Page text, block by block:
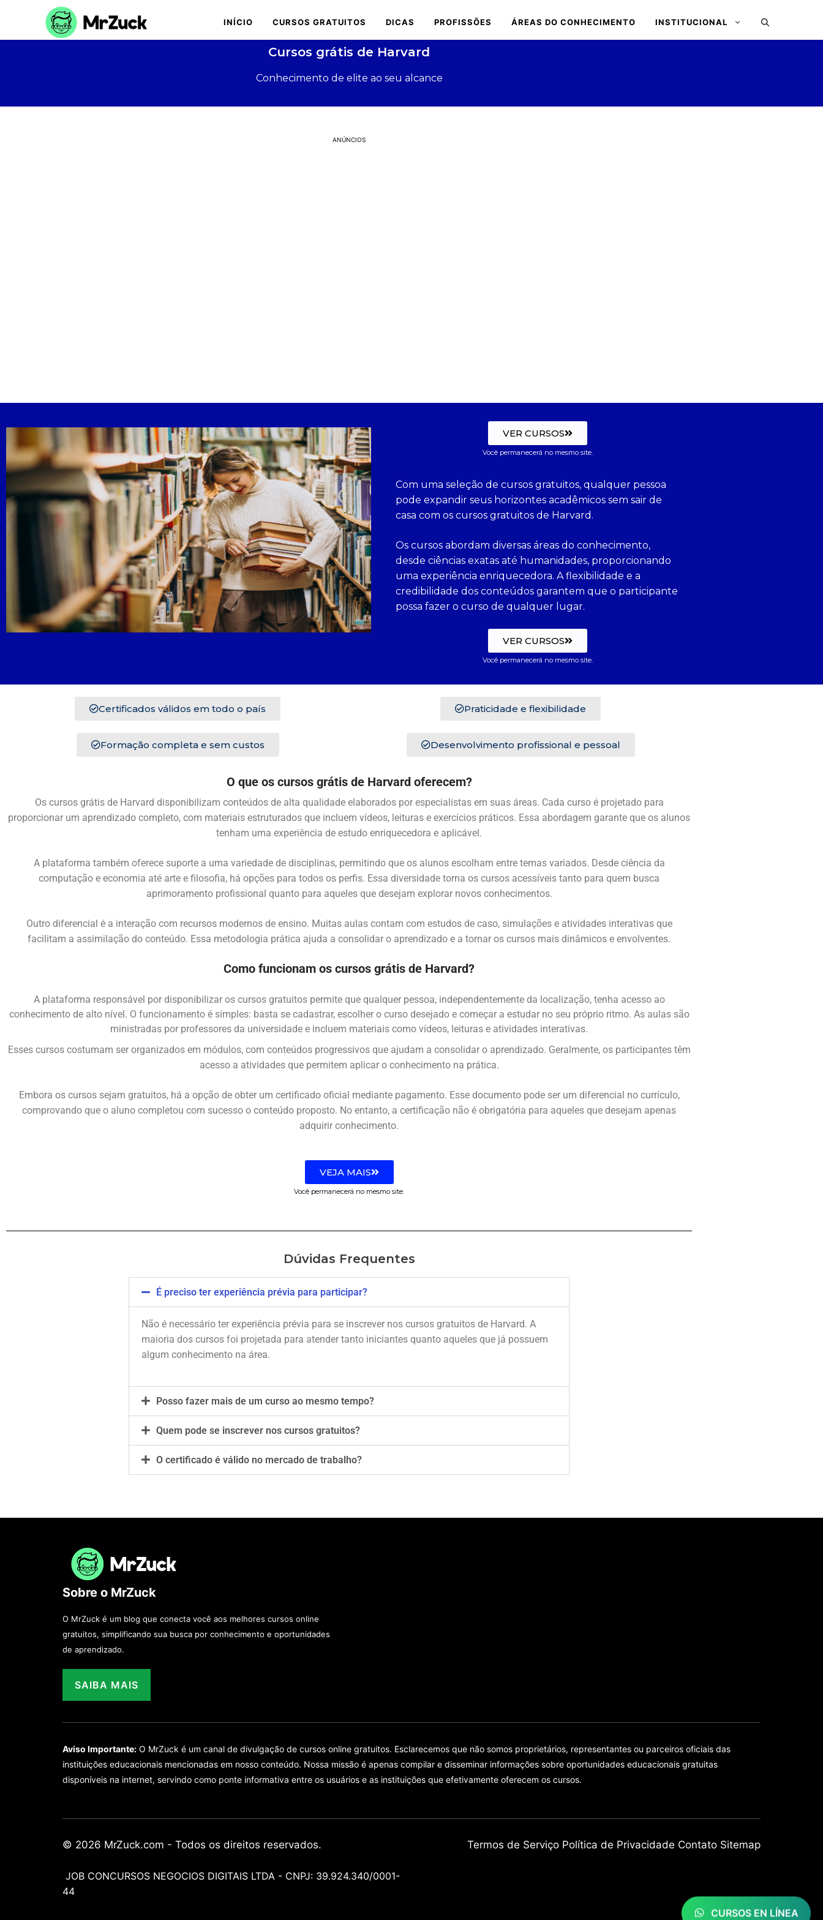
INÍCIO CURSOS GRATUITOS DICAS PROFISSÕES ÁREAS DO CONHECIMENTO INSTITUCIONAL
Cursos grátis de Harvard
Conhecimento de elite ao seu alcance
ANÚNCIOS
VER CURSOS
Você permanecerá no mesmo site.
Com uma seleção de cursos gratuitos, qualquer pessoa
pode expandir seus horizontes acadêmicos sem sair de
casa com os cursos gratuitos de Harvard.
Os cursos abordam diversas áreas do conhecimento,
desde ciências exatas até humanidades, proporcionando
uma experiência enriquecedora. A flexibilidade e a
credibilidade dos conteúdos garantem que o participante
possa fazer o curso de qualquer lugar.
VER CURSOS
Você permanecerá no mesmo site.
Certificados válidos em todo o país Praticidade e flexibilidade
Formação completa e sem custos Desenvolvimento profissional e pessoal
O que os cursos grátis de Harvard oferecem?
Os cursos grátis de Harvard disponibilizam conteúdos de alta qualidade elaborados por especialistas em suas áreas. Cada curso é projetado para
proporcionar um aprendizado completo, com materiais estruturados que incluem vídeos, leituras e exercícios práticos. Essa abordagem garante que os alunos
tenham uma experiência de estudo enriquecedora e aplicável.
A plataforma também oferece suporte a uma variedade de disciplinas, permitindo que os alunos escolham entre temas variados. Desde ciência da
computação e economia até arte e filosofia, há opções para todos os perfis. Essa diversidade torna os cursos acessíveis tanto para quem busca
aprimoramento profissional quanto para aqueles que desejam explorar novos conhecimentos.
Outro diferencial é a interação com recursos modernos de ensino. Muitas aulas contam com estudos de caso, simulações e atividades interativas que
facilitam a assimilação do conteúdo. Essa metodologia prática ajuda a consolidar o aprendizado e a tornar os cursos mais dinâmicos e envolventes.
Como funcionam os cursos grátis de Harvard?
A plataforma responsável por disponibilizar os cursos gratuitos permite que qualquer pessoa, independentemente da localização, tenha acesso ao
conhecimento de alto nível. O funcionamento é simples: basta se cadastrar, escolher o curso desejado e começar a estudar no seu próprio ritmo. As aulas são
ministradas por professores da universidade e incluem materiais como vídeos, leituras e atividades interativas.
Esses cursos costumam ser organizados em módulos, com conteúdos progressivos que ajudam a consolidar o aprendizado. Geralmente, os participantes têm
acesso a atividades que permitem aplicar o conhecimento na prática.
Embora os cursos sejam gratuitos, há a opção de obter um certificado oficial mediante pagamento. Esse documento pode ser um diferencial no currículo,
comprovando que o aluno completou com sucesso o conteúdo proposto. No entanto, a certificação não é obrigatória para aqueles que desejam apenas
adquirir conhecimento.
VEJA MAIS
Você permanecerá no mesmo site.
Dúvidas Frequentes
É preciso ter experiência prévia para participar?
Não é necessário ter experiência prévia para se inscrever nos cursos gratuitos de Harvard. A
maioria dos cursos foi projetada para atender tanto iniciantes quanto aqueles que já possuem
algum conhecimento na área.
Posso fazer mais de um curso ao mesmo tempo?
Quem pode se inscrever nos cursos gratuitos?
O certificado é válido no mercado de trabalho?
Sobre o MrZuck
O MrZuck é um blog que conecta você aos melhores cursos online
gratuitos, simplificando sua busca por conhecimento e oportunidades
de aprendizado.
SAIBA MAIS
Aviso Importante: O MrZuck é um canal de divulgação de cursos online gratuitos. Esclarecemos que não somos proprietários, representantes ou parceiros oficiais das
instituições educacionais mencionadas em nosso conteúdo. Nossa missão é apenas compilar e disseminar informações sobre oportunidades educacionais gratuitas
disponíveis na internet, servindo como ponte informativa entre os usuários e as instituições que efetivamente oferecem os cursos.
© 2026 MrZuck.com - Todos os direitos reservados.
JOB CONCURSOS NEGOCIOS DIGITAIS LTDA - CNPJ: 39.924.340/0001-
44
Termos de Serviço Política de Privacidade Contato Sitemap
CURSOS EN LÍNEA